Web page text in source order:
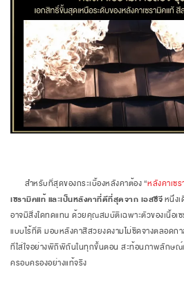
สำหรับที่สุดของกระเบื้องหลังคาต้อง“หลังคาเซ
เซรามิคแท้ และเป็นหลังคาที่ดีที่สุดจาก เอสซีจีหนึ่ง
อาจมีสิ่งใดทดแทน ด้วยคุณสมบัติเฉพาะตัวของเนื้อเ
แบบไร้ที่ติ มอบหลังคาสีสวยงดงามไม่ซีดจางตลอด
ที่ใส่ใจอย่างพิถีพิถันในทุกขั้นตอน สะท้อนภาพลักษณ์
ครอบครองอย่างแท้จริง